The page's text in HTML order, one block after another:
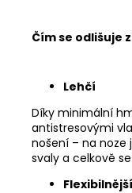
Čím se odlišuje
Lehčí
Díky minimální
antistresovými
nošení – na
svaly a celkově
Flexibilnější